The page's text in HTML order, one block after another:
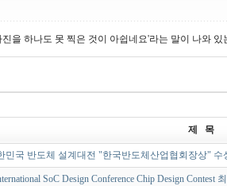
을 하나도 못 찍은 것이 아쉽네요'라는 말이 나와 있
제 목
민국 반도체 설계대전 "한국반도체산업협회장상" 수
SoC Design Conference Chip Design Contest